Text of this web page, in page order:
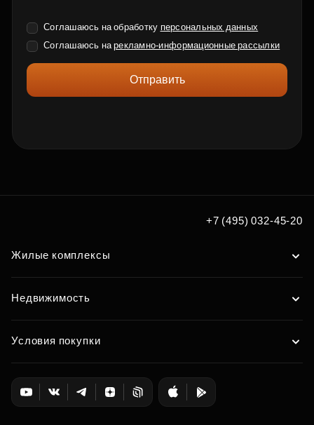
Соглашаюсь на обработку персональных данных
Соглашаюсь нарекламно-информационные рассылки
Отправить
+7 (495) 032-45-20
Жилые комплексы
Недвижимость
Условия покупки